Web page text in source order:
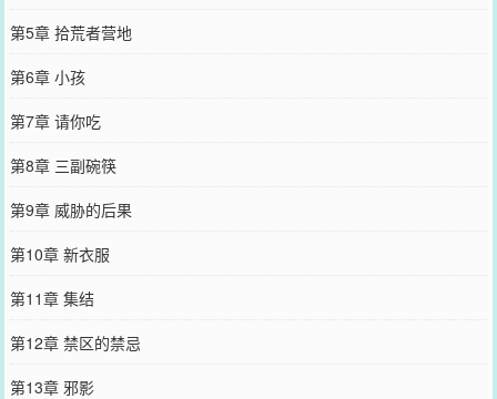
第5章 拾荒者营地
第6章 小孩
第7章 请你吃
第8章 三副碗筷
第9章 威胁的后果
第10章 新衣服
第11章 集结
第12章 禁区的禁忌
第13章 邪影